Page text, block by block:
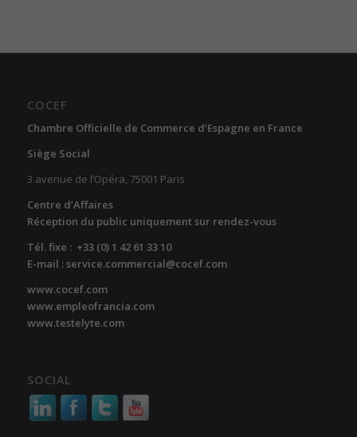
COCEF
Chambre Officielle de Commerce d’Espagne en France
Siège Social
3 avenue de l’Opéra, 75001 Paris
Centre d’Affaires
Réception du public uniquement sur rendez-vous
Tél. fixe : +33 (0) 1 42 61 33 10
E-mail : service.commercial@cocef.com
www.cocef.com
www.empleofrancia.com
www.testelyte.com
SOCIAL